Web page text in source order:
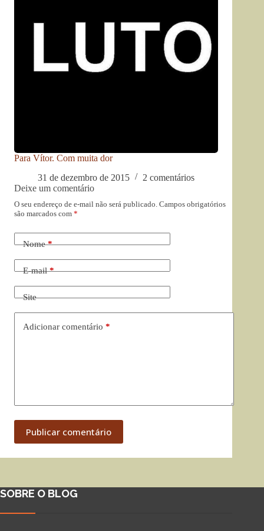
Para Vítor. Com muita dor
31 de dezembro de 2015
2 comentários
Deixe um comentário
O seu endereço de e-mail não será publicado. Campos obrigatórios
são marcados com *
Nome*
E-mail*
Site
Adicionar comentário *
Publicar comentário
SOBRE O BLOG